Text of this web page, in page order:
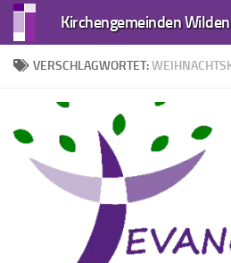
Zum Inhalt springen
VERSCHLAGWORTET: